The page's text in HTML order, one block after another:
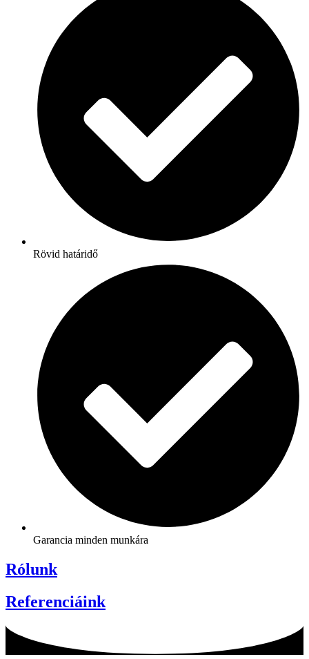
Rövid határidő
Garancia minden munkára
Rólunk
Referenciáink